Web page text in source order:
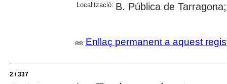
Localització: B. Pública de
Enllaç permanent a aquest
2 / 337